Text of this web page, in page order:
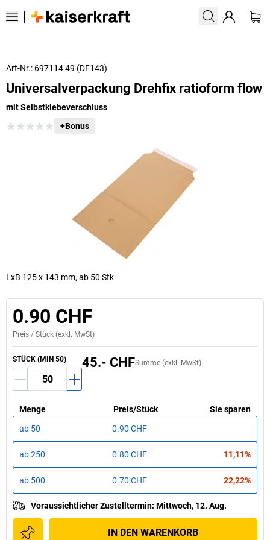
Art-Nr.: 697114 49 (DF143)
Universalverpackung Drehfix ratioform flow
mit Selbstklebeverschluss
+Bonus
LxB 125 x 143 mm, ab 50 Stk
0.90 CHF
Preis / Stück (exkl. MwSt)
STÜCK (MIN 50) Summe (exkl. MwSt)
45.- CHF
Menge Preis/Stück
Sie sparen
ab 50 0.90 CHF
ab250 0.80 CHF 11,11%
ab 500 0.70 CHF 22,22%
Voraussichtlicher Zustelltermin: Mittwoch, 12. Aug.
IN DEN WARENKORB